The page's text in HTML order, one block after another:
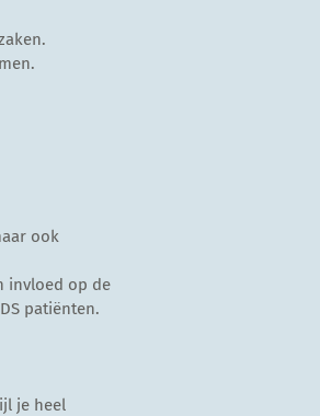
ook
invloed op de
patiënten.
je heel